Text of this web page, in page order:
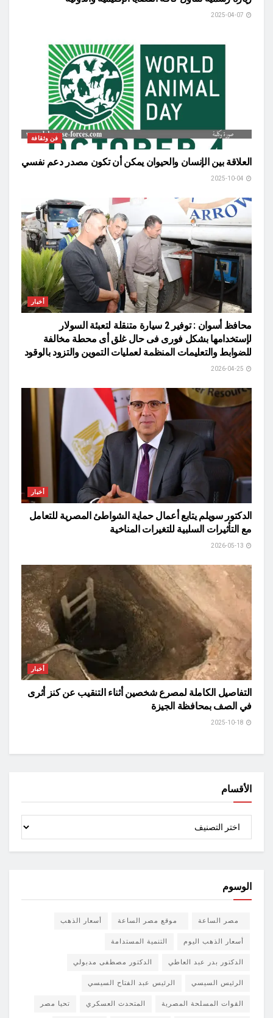
فن وثقافة
العلاقة بين الإنسان والحيوان يمكن أن تكون مصدر دعم نفسي
أخبار
محافظ أسوان : توفير 2 سيارة متنقلة لتعبئة السولار
لإستخدامها بشكل فورى فى حال غلق أى محطة مخالفة
للضوابط والتعليمات المنظمة لعمليات التموين والتزود بالوقود
أخبار
الدكتور سويلم يتابع أعمال حماية الشواطئ المصرية للتعامل
مع التأثيرات السلبية للتغيرات المناخية
أخبار
التفاصيل الكاملة لمصرع شخصين أثناء التنقيب عن كنز أثرى
في الصف بمحافظة الجيزة
الأقسام
الوسوم
مصر الساعة موقع مصر الساعة أسعار الذهب
أسعار الذهب اليوم التنمية المستدامة
الدكتور بدر عبد العاطي الدكتور مصطفى مدبولي
الرئيس السيسي الرئيس عبد الفتاح السيسي
القوات المسلحة المصرية المتحدث العسكري تحيا مصر